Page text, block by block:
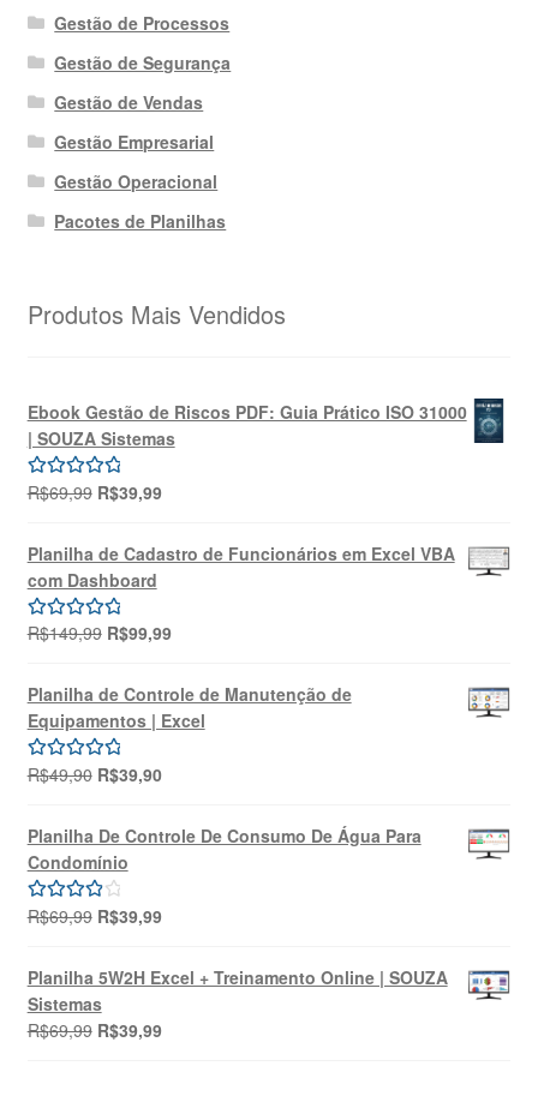
Gestão de Processos
Gestão de Segurança
Gestão de Vendas
Gestão Empresarial
Gestão Operacional
Pacotes de Planilhas
Produtos Mais Vendidos
Ebook Gestão de Riscos PDF: Guia Prático ISO 31000
| SOUZA Sistemas
Avaliação
R$69,99 O
original
era:
R$69,99.
R$39,99O
é:
Planilha de Cadastro de Funcionários em Excel VBA
com Dashboard
Avaliação
R$149,99 O
original
era:
R$149,99.
R$99,99O
atual
é:
R$99,99.
Planilha de Controle de Manutenção de
Equipamentos | Excel
Avaliação
R$49,90 O
original
era:
R$49,90.
R$39,90O
atual
é:
Planilha De Controle De Consumo De Água Para
Condomínio
Avaliação
R$69,99 O
original
era:
R$69,99.
R$39,99O
atual
é:
Planilha 5W2H Excel + Treinamento Online | SOUZA
Sistemas
R$69,99 O
R$39,99O